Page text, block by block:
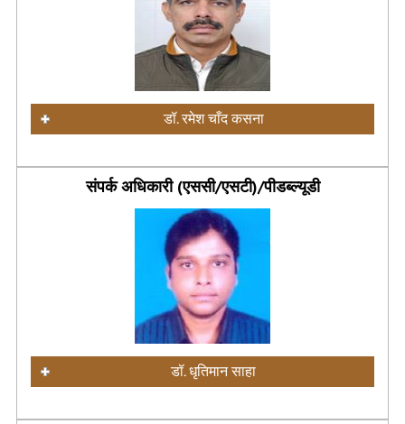
डॉ. रमेश चाँद कसना
संपर्क अधिकारी (एससी/एसटी)/पीडब्ल्यूडी
डॉ. धृतिमान साहा